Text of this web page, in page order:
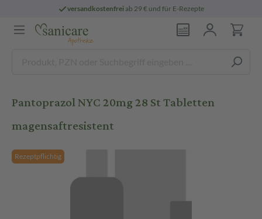
versandkostenfreiab 29 € und für E-Rezepte
Pantoprazol NYC 20mg 28 St Tabletten
magensaftresistent
Rezeptpflichtig